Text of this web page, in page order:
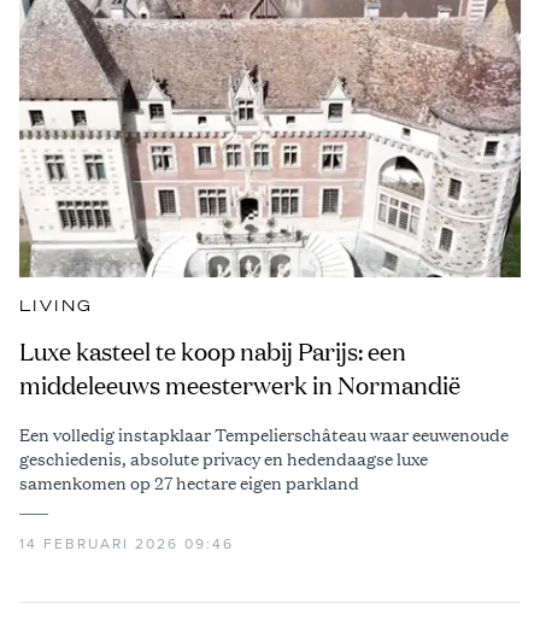
LIVING
Luxe kasteel te koop nabij Parijs: een
middeleeuws meesterwerk in Normandië
Een volledig instapklaar Tempelierschâteau waar eeuwenoude
geschiedenis, absolute privacy en hedendaagse luxe
samenkomen op 27 hectare eigen parkland
14 FEBRUARI 2026 09:46